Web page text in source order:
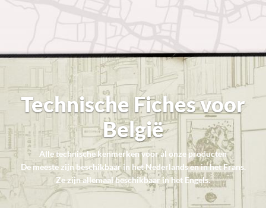
Technische Fiches voor
België
Alle technische kenmerken voor al onze producten
De meeste zijn beschikbaar in het Nederlands en in het Frans.
Ze zijn allemaal beschikbaar in het Engels.